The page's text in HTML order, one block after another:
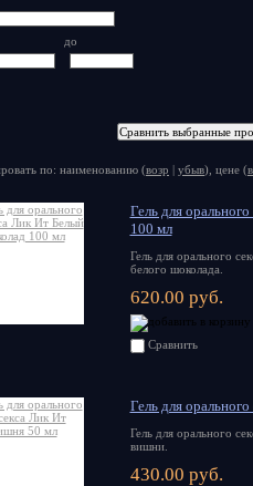
до
по: наименованию (возр | убыв), цене (
Гель для
100 мл
Гель для орального
белого шоколада.
620.00 руб.
Сравнить
Гель для
Гель для орального
вишни.
430.00 руб.